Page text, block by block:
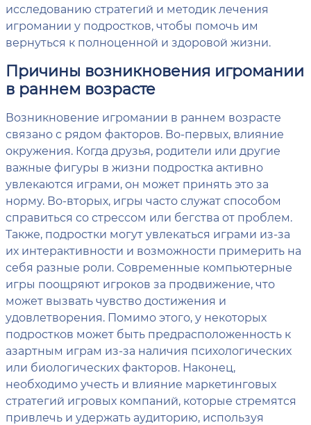
исследованию стратегий и методик лечения
игромании у подростков, чтобы помочь им
вернуться к полноценной и здоровой жизни.
Причины возникновения игромании
в раннем возрасте
Возникновение игромании в раннем возрасте
связано с рядом факторов. Во-первых, влияние
окружения. Когда друзья, родители или другие
важные фигуры в жизни подростка активно
увлекаются играми, он может принять это за
норму. Во-вторых, игры часто служат способом
справиться со стрессом или бегства от проблем.
Также, подростки могут увлекаться играми из-за
их интерактивности и возможности примерить на
себя разные роли. Современные компьютерные
игры поощряют игроков за продвижение, что
может вызвать чувство достижения и
удовлетворения. Помимо этого, у некоторых
подростков может быть предрасположенность к
азартным играм из-за наличия психологических
или биологических факторов. Наконец,
необходимо учесть и влияние маркетинговых
стратегий игровых компаний, которые стремятся
привлечь и удержать аудиторию, используя